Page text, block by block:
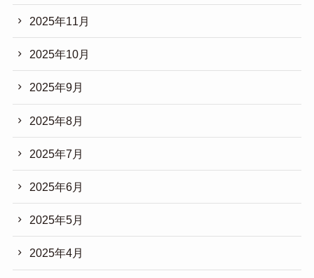
2025年11月
2025年10月
2025年9月
2025年8月
2025年7月
2025年6月
2025年5月
2025年4月